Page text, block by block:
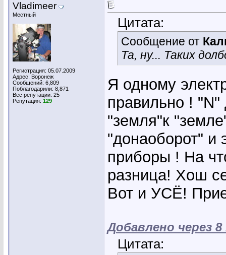
Vladimeer
Местный
Регистрация: 05.07.2009
Адрес: Воронеж
Сообщений: 6,809
Поблагодарили: 8,871
Вес репутации: 25
Репутация: 129
Цитата:
Сообщение от
Та, ну... Таких
Я одному
правильно !
"земля"к
"донаоборот" и
приборы ! На
разница! Хош
Вот и УСЁ!
Добавлено через
Цитата: